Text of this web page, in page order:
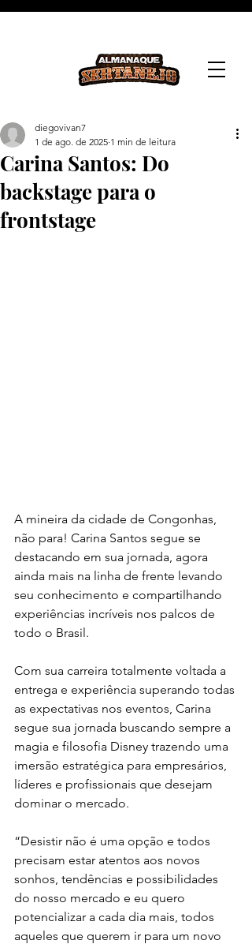
Carina Santos: Do
backstage para o
frontstage
diegovivan7
1 de ago. de 2025 1 min de leitura
A mineira da cidade de Congonhas,
não para! Carina Santos segue se
destacando em sua jornada, agora
ainda mais na linha de frente levando
seu conhecimento e compartilhando
experiências incríveis nos palcos de
todo o Brasil.
Com sua carreira totalmente voltada a
entrega e experiência superando todas
as expectativas nos eventos, Carina
segue sua jornada buscando sempre a
magia e filosofia Disney trazendo uma
imersão estratégica para empresários,
líderes e profissionais que desejam
dominar o mercado.
“Desistir não é uma opção e todos
precisam estar atentos aos novos
sonhos, tendências e possibilidades
do nosso mercado e eu quero
potencializar a cada dia mais, todos
aqueles que querem ir para um novo